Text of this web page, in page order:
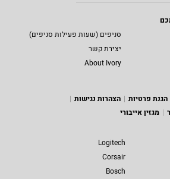
סניפים (שעות פעילות סניפים)
יצירת קשר
About Ivory
הגנת פרטיות
הצהרות נגישות
מגזין אייבורי
Logitech
Corsair
Bosch